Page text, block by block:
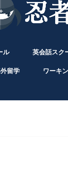
ル 英会話スク
留学 ワーキ